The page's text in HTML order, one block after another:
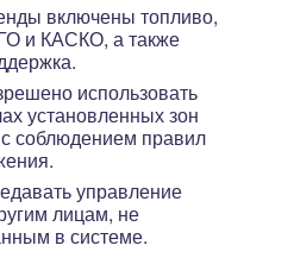
включены топливо,
и КАСКО, а также
использовать
установленных зон
соблюдением правил
управление
лицам, не
в системе.